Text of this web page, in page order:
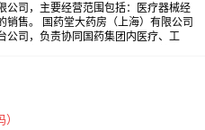
公司，主要经营范围包括：医疗器械经
售。 国药堂大药房（上海）有限公司
公司，负责协同国药集团内医疗、工